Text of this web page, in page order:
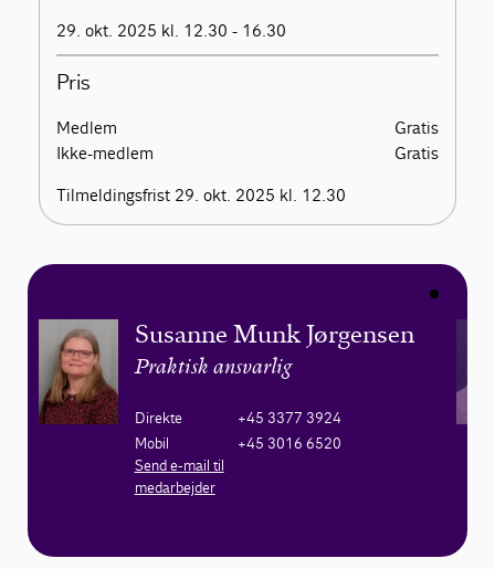
29. okt. 2025 kl. 12.30 - 16.30
Pris
Medlem
Gratis
Ikke-medlem
Gratis
Tilmeldingsfrist 29. okt. 2025 kl. 12.30
Susanne Munk Jørgensen
Praktisk ansvarlig
Direkte
+45 3377 3924
Mobil
+45 3016 6520
Send e-mail til
medarbejder